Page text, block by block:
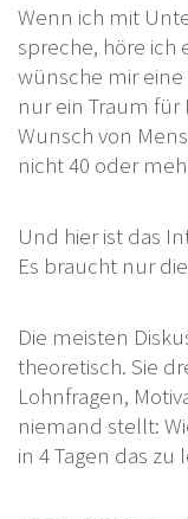
Wenn ich mit
spreche, höre ich
wünsche mir eine
nur ein Traum für
Wunsch von
nicht 40 oder
Und hier ist das
Es braucht nur
Die meisten
theoretisch. Sie
Lohnfragen,
niemand stellt:
in 4 Tagen das zu